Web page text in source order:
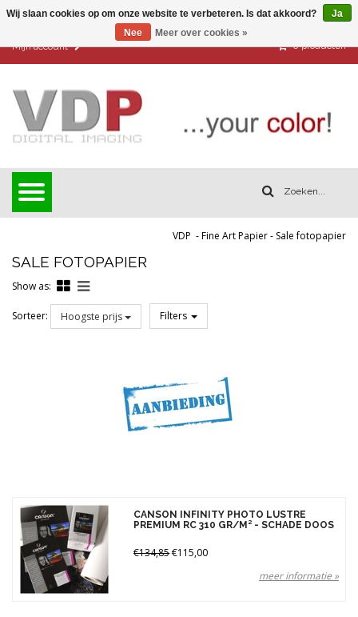
Mijn account 0 producten
VDP -Fine Art Papier- Sale fotopapier
SALE FOTOPAPIER
Show as:
Sorteer: Hoogste prijs Filters
Prijs
CANSON INFINITY PHOTO LUSTRE
PREMIUM RC 310 GR/M² - SCHADE DOOS
€134,85€115,00
meer informatie »
Wij slaan cookies op om onze website te verbeteren. Is dat akkoord?
Ja
Nee
Meer over cookies »